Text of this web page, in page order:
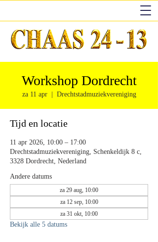
Workshop Dordrecht
za 11 apr
  |
Drechtstadmuziekvereniging
Tijd en locatie
11 apr 2026, 10:00 – 17:00
Drechtstadmuziekvereniging, Schenkeldijk 8 c,
3328 Dordrecht, Nederland
Andere datums
za 29 aug, 10:00
za 12 sep, 10:00
za 31 okt, 10:00
Bekijk alle 5 datums